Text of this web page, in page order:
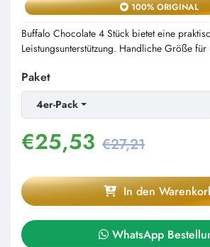
100% ORIGINAL
Buffalo Chocolate 4 Stück bietet eine
Leistungsunterstützung. Handliche Größe für
Paket
4er-Pack
€25,53 €27,21
In den
WhatsApp